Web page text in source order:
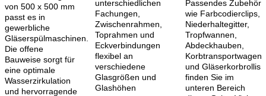
von 500 x 500 mm
passt es in
gewerbliche
Gläserspülmaschinen.
Die offene
Bauweise sorgt für
eine optimale
Wasserzirkulation
und hervorragende
unterschiedlichen
Fachungen,
Zwischenrahmen,
Toprahmen und
Eckverbindungen
flexibel an
verschiedene
Glasgrößen und
Glashöhen
Passendes Zubehör
wie Farbcodierclips,
Niederhaltegitter,
Tropfwannen,
Abdeckhauben,
Korbtransportwagen
und Gläserkorbrollis
finden Sie im
unteren Bereich